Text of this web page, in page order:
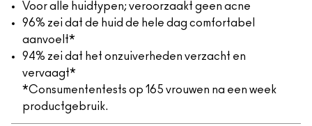
Voor alle huidtypen; veroorzaakt geen acne
96% zei dat de huid de hele dag comfortabel
aanvoelt*
94% zei dat het onzuiverheden verzacht en
vervaagt*
*Consumententests op 165 vrouwen na een week
productgebruik.